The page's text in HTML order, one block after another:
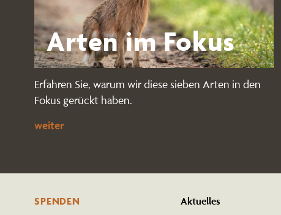
Arten im Fokus
Erfahren Sie, warum wir diese sieben Arten in den
Fokus gerückt haben.
weiter
SPENDEN
Aktuelles